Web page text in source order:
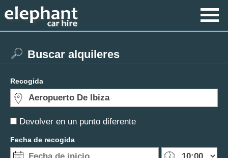
Devolver en un punto diferente
Buscar alquileres
Recogida
Fecha de recogida